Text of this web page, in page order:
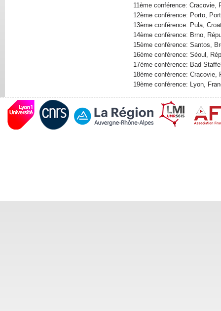
11ème conférence: Cracovie,
12ème conférence: Porto,
13ème conférence: Pula,
14ème conférence: Brno,
15ème conférence: Santos,
16ème conférence: Séoul,
17ème conférence: Bad
18ème conférence: Cracovie,
19ème conférence: Lyon,